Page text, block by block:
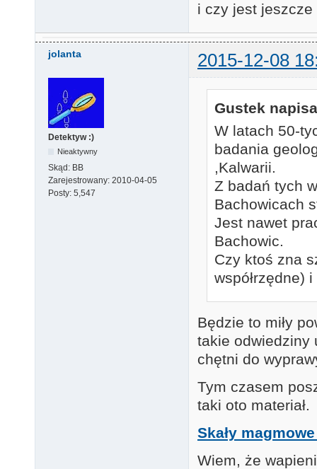
i czy jest
jolanta 2015-12-08
Detektyw :)
Nieaktywny
Skąd: BB
Zarejestrowany: 2010-04-05
Posty: 5,547
Gustek
W latach 50-
badania
,Kalwarii.
Z badań tych
Bachowicach
Jest nawet
Bachowic.
Czy ktoś zna
współrzędne)
Będzie to miły
takie
chętni do
Tym czasem
taki oto materiał.
Skały
Wiem, że